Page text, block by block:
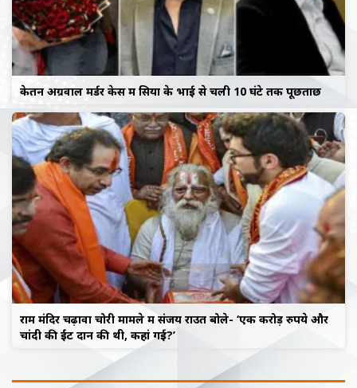
केतन अग्रवाल मर्डर केस में सिया के भाई से चली 10 घंटे तक पूछताछ
राम मंदिर चढ़ावा चोरी मामले में संजय राउत बोले- ‘एक करोड़ रुपये और
चांदी की ईंट दान की थी, कहां गई?’